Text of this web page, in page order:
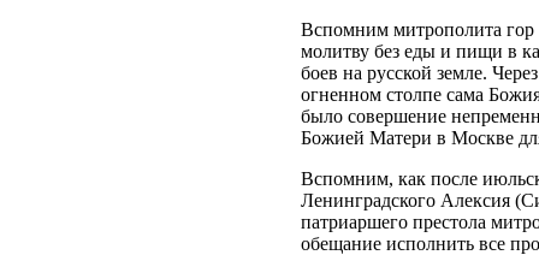
Вспомним митрополита
молитву без еды и пищи в
боев на русской земле.
огненном столпе сама
было совершение
Божией Матери в Москве
Вспомним, как после
Ленинградского Алексия
патриаршего престола
обещание исполнить все